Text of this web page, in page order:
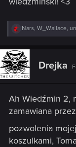
R
e
c
t
i
o
:
Nars, W_Wallace,
Drejka
Ah Wiedźmin 2,
zamawiana
pozwolenia mojej
koszulkami,